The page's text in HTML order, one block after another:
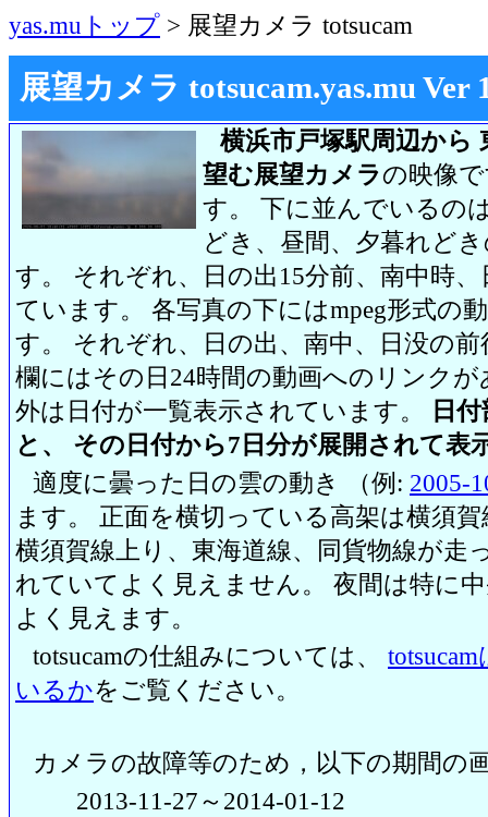
yas.muトップ > 展望カメラ totsucam
展望カメラ totsucam.yas.mu Ver
横浜市戸塚駅周辺から
望む展望カメラの映像
す。 下に並んでいるの
どき、昼間、夕暮れど
す。 それぞれ、日の出15分前、南中時
ています。 各写真の下にはmpeg形式の
す。 それぞれ、日の出、南中、日没の
欄にはその日24時間の動画へのリンク
外は日付が一覧表示されています。
日
と、 その日付から7日分が展開されて表
適度に曇った日の雲の動き （例: 2005-
ます。 正面を横切っている高架は横須
横須賀線上り、東海道線、同貨物線が走
れていてよく見えません。 夜間は特に
よく見えます。
totsucamの仕組みについては、
いるかをご覧ください。
カメラの故障等のため，以下の期間の
2013-11-27～2014-01-12